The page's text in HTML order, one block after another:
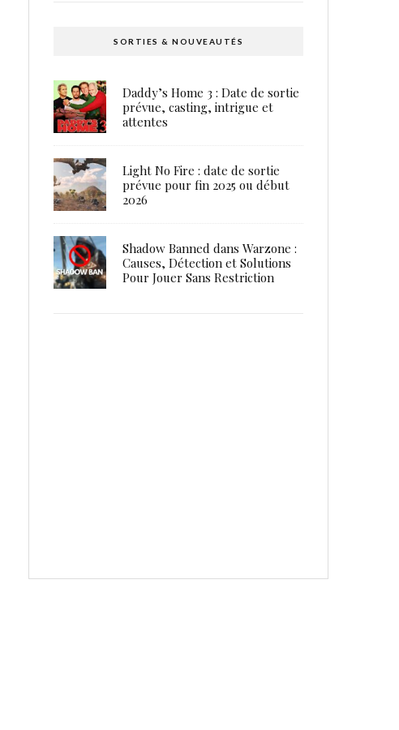
SORTIES & NOUVEAUTÉS
Daddy’s Home 3 : Date de sortie
prévue, casting, intrigue et
attentes
Light No Fire : date de sortie
prévue pour fin 2025 ou début
2026
Shadow Banned dans Warzone :
Causes, Détection et Solutions
Pour Jouer Sans Restriction